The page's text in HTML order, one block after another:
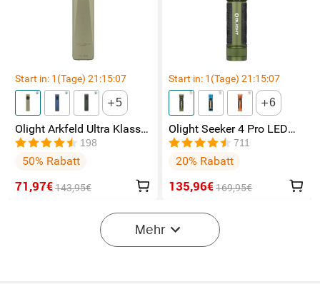
Start in: 1 (Tage) 21 :15:07
5
Olight Arkfeld Ultra Klasse
1 EDC Taschenlampe mit
UV Licht Laser und
Weißlicht
198
50% Rabatt
71,97€143,95€
Start in: 1 (Tage)21 :15:07
6
Olight Seeker 4 Pro LED
Taschenlampe mit 4600
Lumen und 260 Meter
711
20% Rabatt
135,96€169,95€
Mehr